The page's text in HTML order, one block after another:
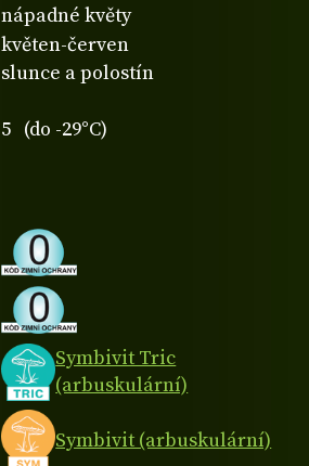
nápadné květy
květen-červen
slunce a polostín
5 (do -29°C)
Symbivit Tric
(arbuskulární)
Symbivit (arbuskulární)